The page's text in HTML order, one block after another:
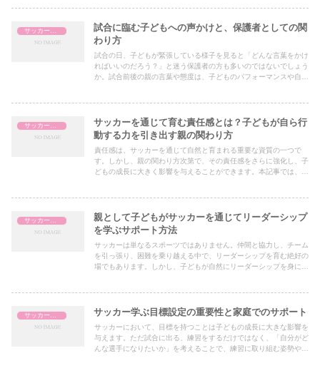
きます。
サッカー指導
試合に臨む子どもへの声かけと、保護者としての関
わり方
試合の日、子どもが緊張している様子を見ると「どんな言葉をかけ
ればいいのだろう？」と迷う保護者の方も多いのではないでしょう
か。試合前後の親の言葉や態度は、子どものパフォーマンスや自信
サッカー指導
サッカーを通じて育む責任感とは？子どもが自ら行
動する力を引き出す親の関わり方
責任感は、サッカーを通じて自然と育まれる重要な資質の一つで
す。しかし、親の関わり方次第で、その責任感をさらに強化し、子
どもの成長に大きく影響を与えることができます。本記事では、子
サッカー指導
親として子どもがサッカーを通じてリーダーシップ
を学ぶサポート方法
サッカーは単なるスポーツではありません。仲間と協力し、チーム
を引っ張り、困難を乗り越える中で、リーダーシップを育む絶好の
場でもあります。しかし、子どもが自然にリーダーシップを身につ
ートの方法を解説します。
サッカー学ぶ目標設定の重要性と家庭でのサポート
サッカーにおいて、目標を持つことは子どもの成長に大きな影響を
与えます。ただ試合に出る、練習をするだけではなく、「自分がど
んな選手になりたいか」を考えることで、練習に取り組む姿勢や意